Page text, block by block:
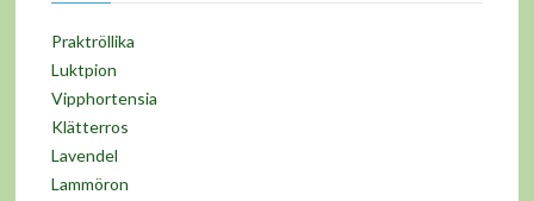
Praktröllika
Luktpion
Vipphortensia
Klätterros
Lavendel
Lammöron